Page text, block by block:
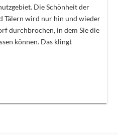
Die Schönheit der
Tälern wird nur hin und wieder
durchbrochen, in dem Sie die
können. Das klingt